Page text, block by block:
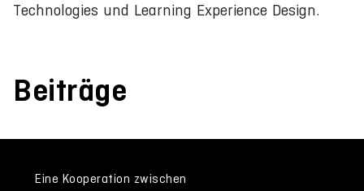
Technologies und Learning Experience Design.
Beiträge
Eine Kooperation zwischen